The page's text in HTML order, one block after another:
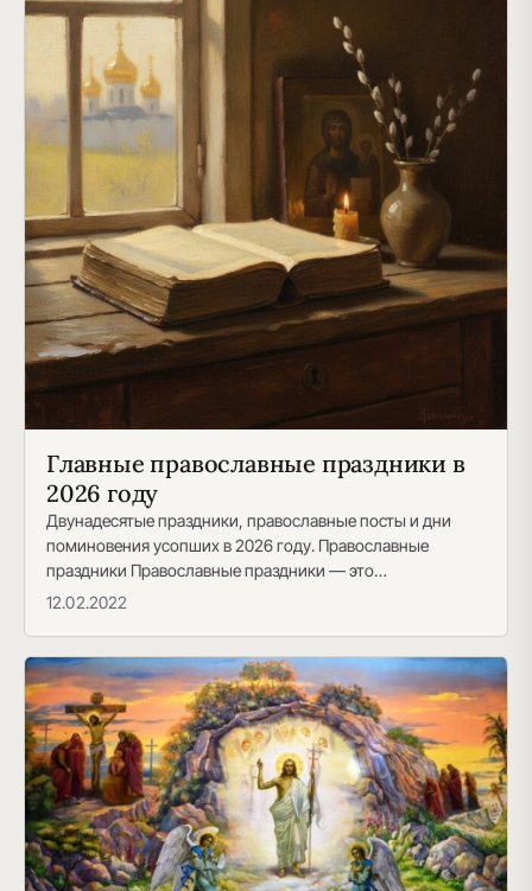
Главные православные праздники в
2026 году
Двунадесятые праздники, православные посты и дни
поминовения усопших в 2026 году. Православные
праздники Православные праздники — это
общецерковные торжества в память о…
12.02.2022